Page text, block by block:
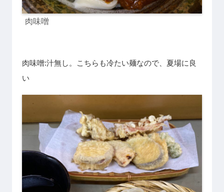
肉味噌
肉味噌:汁無し。こちらも冷たい麺なので、夏場に良
い